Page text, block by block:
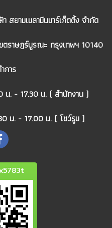
ยามเมลามีนมาร์เก็ตติ้ง จำกัด
ราษฎร์บูรณะ กรุงเทพฯ 10140
การ
น. - 17.30 น. ( สำนักงาน )
น. - 17.00 น. ( โชว์รูม )